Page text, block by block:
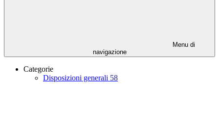
Menu di
navigazione
Categorie
Disposizioni generali 58